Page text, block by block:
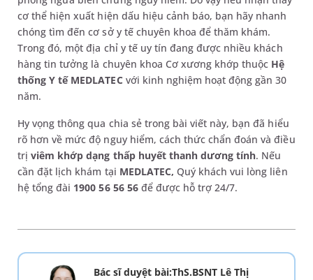
cơ thể hiện xuất hiện dấu hiệu cảnh báo, bạn hãy nhanh
chóng tìm đến cơ sở y tế chuyên khoa để thăm khám.
Trong đó, một địa chỉ y tế uy tín đang được nhiều khách
hàng tin tưởng là chuyên khoa Cơ xương khớp thuộc Hệ
thống Y tế MEDLATECvới kinh nghiệm hoạt động gần 30
năm.
Hy vọng thông qua chia sẻ trong bài viết này, bạn đã hiểu
rõ hơn về mức độ nguy hiểm, cách thức chẩn đoán và điều
trịviêm khớp dạng thấp huyết thanh dương tính. Nếu
cần đặt lịch khám tại MEDLATEC, Quý khách vui lòng liên
hệ tổng đài 1900 56 56 56để được hỗ trợ 24/7.
Bác sĩ duyệt bài:ThS.BSNT Lê Thị